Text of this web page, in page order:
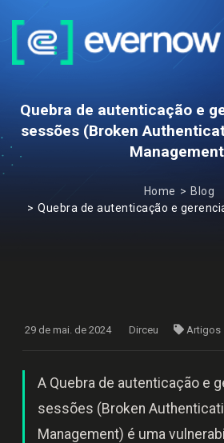
Quebra de autenticação e
sessões (Broken
Home
Blog
Quebra de autenticação e
29 de mai. de 2024 Dirceu Artigos
A Quebra de autenticação e
sessões (Broken
Management) é uma